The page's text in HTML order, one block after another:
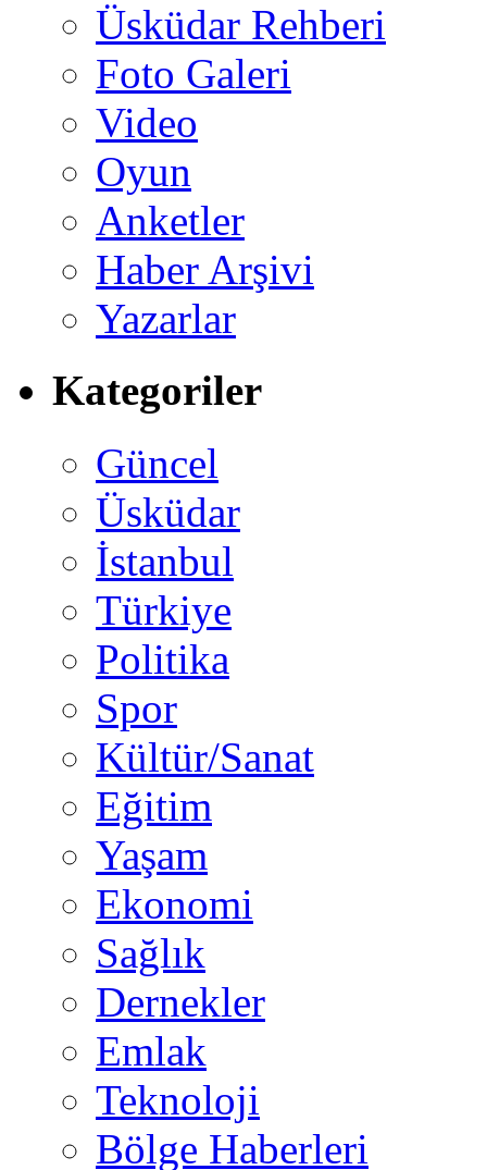
Üsküdar Rehberi
Foto Galeri
Video
Oyun
Anketler
Haber Arşivi
Yazarlar
Kategoriler
Güncel
Üsküdar
İstanbul
Türkiye
Politika
Spor
Kültür/Sanat
Eğitim
Yaşam
Ekonomi
Sağlık
Dernekler
Emlak
Teknoloji
Bölge Haberleri